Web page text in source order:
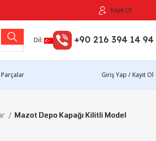
Kayıt Ol
Dil: +90 216 394 14 94
Giriş Yap / Kayıt Ol
Mazot Depo Kapağı Kilitli Model